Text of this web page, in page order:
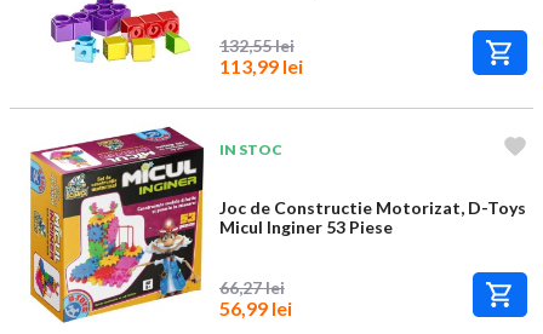
132,55 lei
113,99 lei
IN STOC
Joc de Constructie Motorizat, D-Toys
Micul Inginer 53 Piese
66,27 lei
56,99 lei